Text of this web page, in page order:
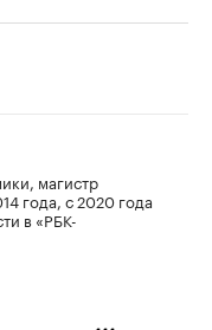
магистр
года, с 2020 года
в «РБК-